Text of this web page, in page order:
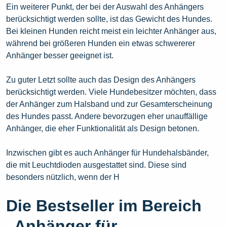
Ein weiterer Punkt, der bei der Auswahl des Anhängers
berücksichtigt werden sollte, ist das Gewicht des Hundes.
Bei kleinen Hunden reicht meist ein leichter Anhänger aus,
während bei größeren Hunden ein etwas schwererer
Anhänger besser geeignet ist.
Zu guter Letzt sollte auch das Design des Anhängers
berücksichtigt werden. Viele Hundebesitzer möchten, dass
der Anhänger zum Halsband und zur Gesamterscheinung
des Hundes passt. Andere bevorzugen eher unauffällige
Anhänger, die eher Funktionalität als Design betonen.
Inzwischen gibt es auch Anhänger für Hundehalsbänder,
die mit Leuchtdioden ausgestattet sind. Diese sind
besonders nützlich, wenn der H
Die Bestseller im Bereich